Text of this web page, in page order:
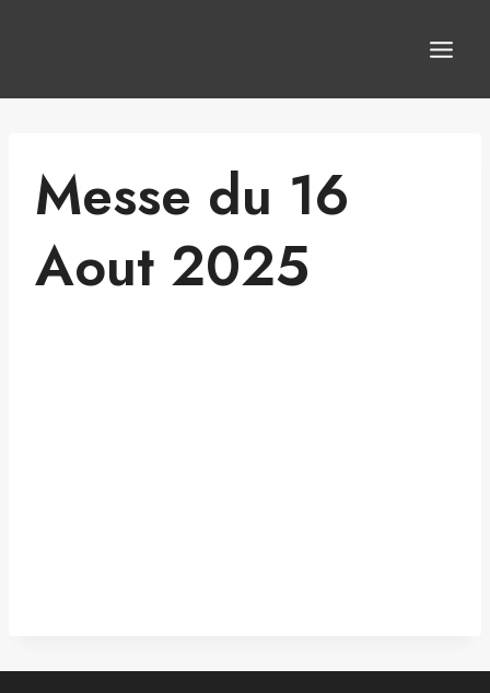
Messe du 16
Aout 2025